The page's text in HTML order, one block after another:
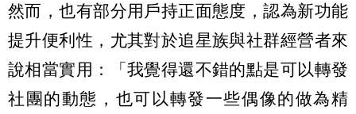
然而，也有部分用戶持正面態度，認為新功能
提升便利性，尤其對於追星族與社群經營者來
說相當實用：「我覺得還不錯的點是可以轉發
社團的動態，也可以轉發一些偶像的做為精